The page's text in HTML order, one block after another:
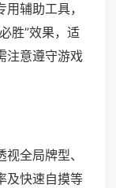
辅助工具，
胜”效果，适
注意遵守游戏
全局牌型、
及快速自摸等